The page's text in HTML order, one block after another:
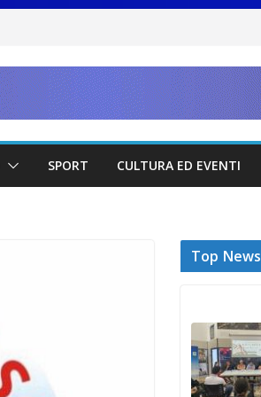
SPORT CULTURA ED EVENTI
Top News